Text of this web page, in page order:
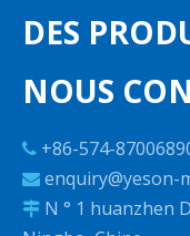
DES
NOUS
 +86-574-
 enquiry@yeson-
 N ° 1 huanzhen